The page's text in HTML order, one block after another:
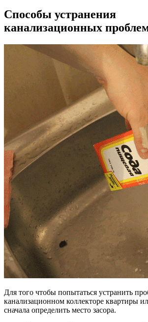
Способы устранения
канализационных
Для того чтобы попытаться устранить
канализационном коллекторе квартиры
сначала определить место засора.